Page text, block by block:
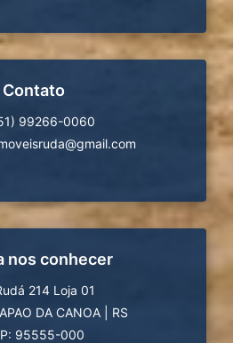
Contato
99266-0060
nos conhecer
214 Loja 01
DA CANOA
RS
95555-000